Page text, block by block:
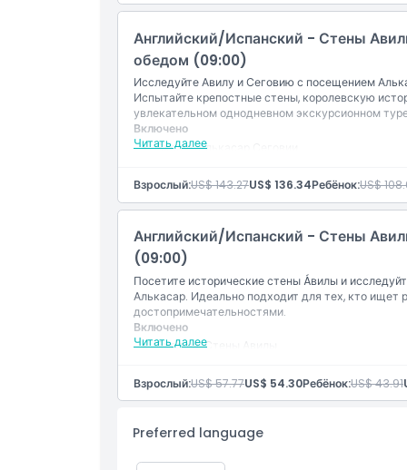
Посещение внутри церкви Святой Терезы
Гид, говорящий на английском и испанском
Трансфер туда и обратно от места встречи
Английский/Испанский - Стены
обедом (09:00)
Исследуйте Авилу и Сеговию с посещением
Испытайте крепостные стены, королевскую
увлекательном однодневном экскурсионном
Читать далее
Включено
Вход в: Алькасар Сеговии
Радиогид
Свободное время для посещения Сеговии
Посещение церкви Святой Терезы
Гастрономический обед: Особые белые бобы
типичная сеговская выпечка «Понче
Гид, говорящий на английском и испанском
Трансфер туда и обратно от места встречи
Взрослый:US$ 143.27US$ 136.34Ребёнок:US$
Английский/Испанский - Стены
(09:00)
Посетите исторические стены Áвилы и
Алькасар. Идеально подходит для тех, кто
достопримечательностями.
Читать далее
Включено
Вход на: Стены Авилы
Посещение внутри Церкви Святой Терезы
Гид, говорящий на английском / испанском
Взрослый:US$ 57.77US$ 54.30Ребёнок:US$ 43.91
Preferred language